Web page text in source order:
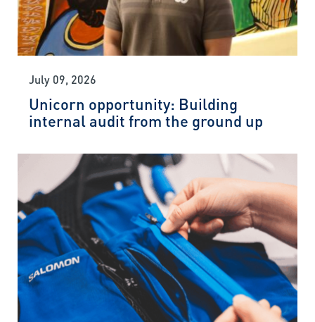
July 09, 2026
Unicorn opportunity: Building
internal audit from the ground up